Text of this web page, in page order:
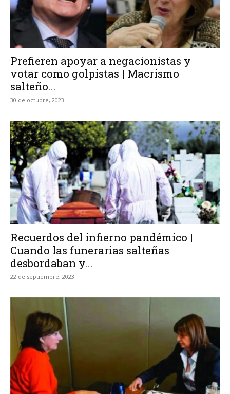
Prefieren apoyar a negacionistas y
votar como golpistas | Macrismo
salteño...
30 de octubre, 2023
Recuerdos del infierno pandémico |
Cuando las funerarias salteñas
desbordaban y...
22 de septiembre, 2023